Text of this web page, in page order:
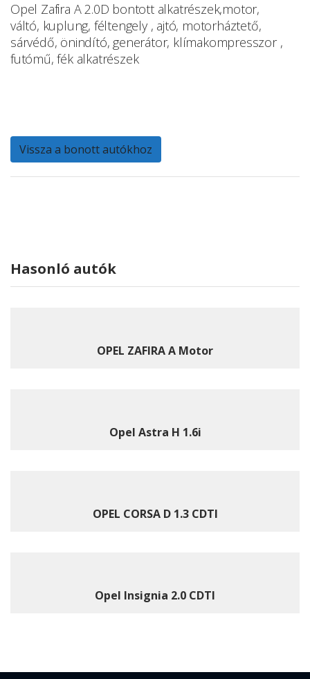
Opel Zafira A 2.0D bontott alkatrészek,motor,
váltó, kuplung, féltengely , ajtó, motorháztető,
sárvédő, önindító, generátor, klímakompresszor ,
futómű, fék alkatrészek
Vissza a bonott autókhoz
Hasonló autók
OPEL ZAFIRA A Motor
Opel Astra H 1.6i
OPEL CORSA D 1.3 CDTI
Opel Insignia 2.0 CDTI